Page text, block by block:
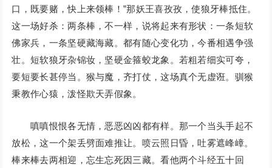
口，既要赌，快上来领棒！”那妖王喜孜孜，使狼牙棒抵住。
这一场好杀：两条棒，不一样，说将起来有形状：一条短软
佛家兵，一条坚硬藏海藏。都有随心变化功，今番相遇争强
壮。短软狼牙杂锦妆，坚硬金箍蛟龙象。若粗若细实可夸，
要短要长甚停当。猴与魔，齐打仗，这场真个无虚诳。驯猴
秉教作心猿，泼怪欺天弄假象。
嗔嗔恨恨各无情，恶恶凶凶都有样。那一个当头手起不
放松，这一个架丢劈面难推让。喷云照日昏，吐雾遮峰嶂。
棒来棒去两相迎，忘生忘死因三藏。看他两个斗经五十回